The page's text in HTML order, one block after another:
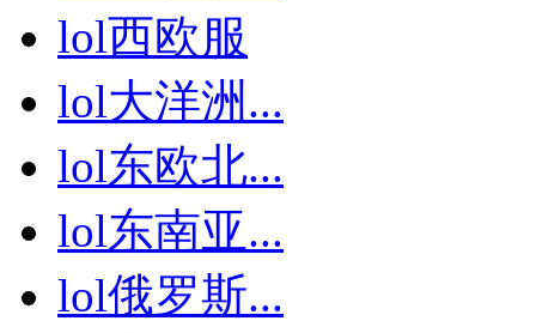
lol西欧服
lol大洋洲...
lol东欧北...
lol东南亚...
lol俄罗斯...